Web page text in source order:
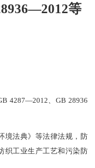
等
4287—2012、GB 28936
境法典》等法律法规，防
织工业生产工艺和污染防